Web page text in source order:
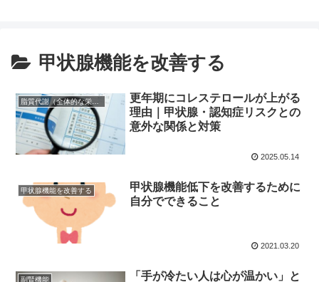
甲状腺機能を改善する
更年期にコレステロールが上がる
理由｜甲状腺・認知症リスクとの
意外な関係と対策
2025.05.14
甲状腺機能を改善する
甲状腺機能低下を改善するために
自分でできること
2021.03.20
副腎機能 「手が冷たい人は心が温かい」と